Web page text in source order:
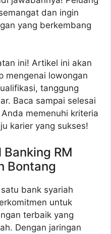
dan ingin
yang berkembang
ini! Artikel ini akan
mengenai lowongan
tanggung
Baca sampai selesai
memenuhi kriteria
karier yang sukses!
RM
Bontang
bank syariah
untuk
terbaik yang
Dengan jaringan